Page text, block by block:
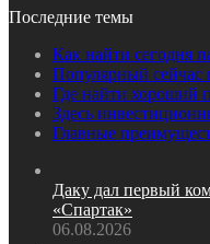
Последние темы
Как найти сегодня
Популярный сейчас
Где найти хороший
Здесь
Главные
Даку дал первый
«Спартак»
06.08.2026